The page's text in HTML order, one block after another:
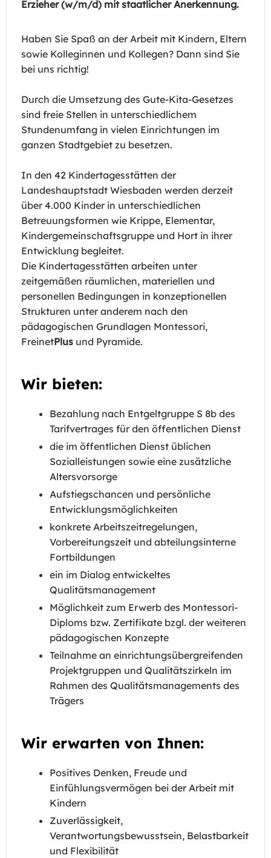
Erzieher (w/m/d) mit staatlicher Anerkennung.
Haben Sie Spaß an der Arbeit mit Kindern, Eltern
sowie Kolleginnen und Kollegen? Dann sind Sie
bei uns richtig!
Durch die Umsetzung des Gute-Kita-Gesetzes
sind freie Stellen in unterschiedlichem
Stundenumfang in vielen Einrichtungen im
ganzen Stadtgebiet zu besetzen.
In den 42 Kindertagesstätten der
Landeshauptstadt Wiesbaden werden derzeit
über 4.000 Kinder in unterschiedlichen
Betreuungsformen wie Krippe, Elementar,
Kindergemeinschaftsgruppe und Hort in ihrer
Entwicklung begleitet.
Die Kindertagesstätten arbeiten unter
zeitgemäßen räumlichen, materiellen und
personellen Bedingungen in konzeptionellen
Strukturen unter anderem nach den
pädagogischen Grundlagen Montessori,
FreinetPlus und Pyramide.
Wir bieten:
Bezahlung nach Entgeltgruppe S 8b des
Tarifvertrages für den öffentlichen Dienst
die im öffentlichen Dienst üblichen
Sozialleistungen sowie eine zusätzliche
Altersvorsorge
Aufstiegschancen und persönliche
Entwicklungsmöglichkeiten
konkrete Arbeitszeitregelungen,
Vorbereitungszeit und abteilungsinterne
Fortbildungen
ein im Dialog entwickeltes
Qualitätsmanagement
Möglichkeit zum Erwerb des Montessori-
Diploms bzw. Zertifikate bzgl. der weiteren
pädagogischen Konzepte
Teilnahme an einrichtungsübergreifenden
Projektgruppen und Qualitätszirkeln im
Rahmen des Qualitätsmanagements des
Trägers
Wir erwarten von Ihnen:
Positives Denken, Freude und
Einfühlungsvermögen bei der Arbeit mit
Kindern
Zuverlässigkeit,
Verantwortungsbewusstsein, Belastbarkeit
und Flexibilität